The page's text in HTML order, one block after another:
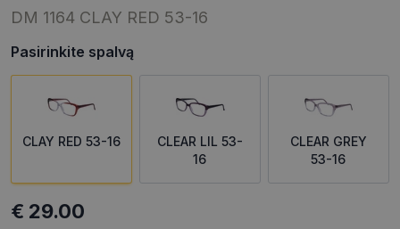
DM 1164 CLAY RED 53-16
Pasirinkite spalvą
CLAY RED 53-16
CLEAR LIL 53-
16
CLEAR GREY
53-16
€ 29.00